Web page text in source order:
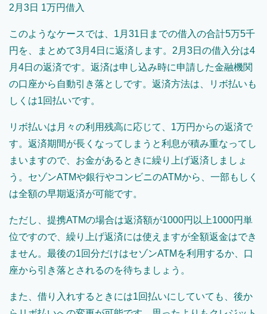
2月3日 1万円借入
このようなケースでは、1月31日までの借入の合計5万5千
円を、まとめて3月4日に返済します。2月3日の借入分は4
月4日の返済です。返済は申し込み時に申請した金融機関
の口座から自動引き落としです。返済方法は、リボ払いも
しくは1回払いです。
リボ払いは月々の利用残高に応じて、1万円からの返済で
す。返済期間が長くなってしまうと利息が積み重なってし
まいますので、お金があるときに繰り上げ返済しましょ
う。セゾンATMや銀行やコンビニのATMから、一部もしく
は全額の早期返済が可能です。
ただし、提携ATMの場合は返済額が1000円以上1000円単
位ですので、繰り上げ返済には使えますが全額返金はでき
ません。最後の1回分だけはセゾンATMを利用するか、口
座から引き落とされるのを待ちましょう。
また、借り入れするときには1回払いにしていても、後か